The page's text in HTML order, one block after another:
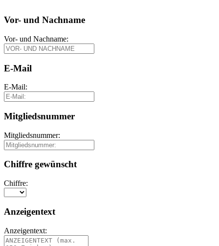
Vor- und Nachname
Vor- und Nachname:
E-Mail
E-Mail:
Mitgliedsnummer
Mitgliedsnummer:
Chiffre gewünscht
Chiffre:
Anzeigentext
Anzeigentext: